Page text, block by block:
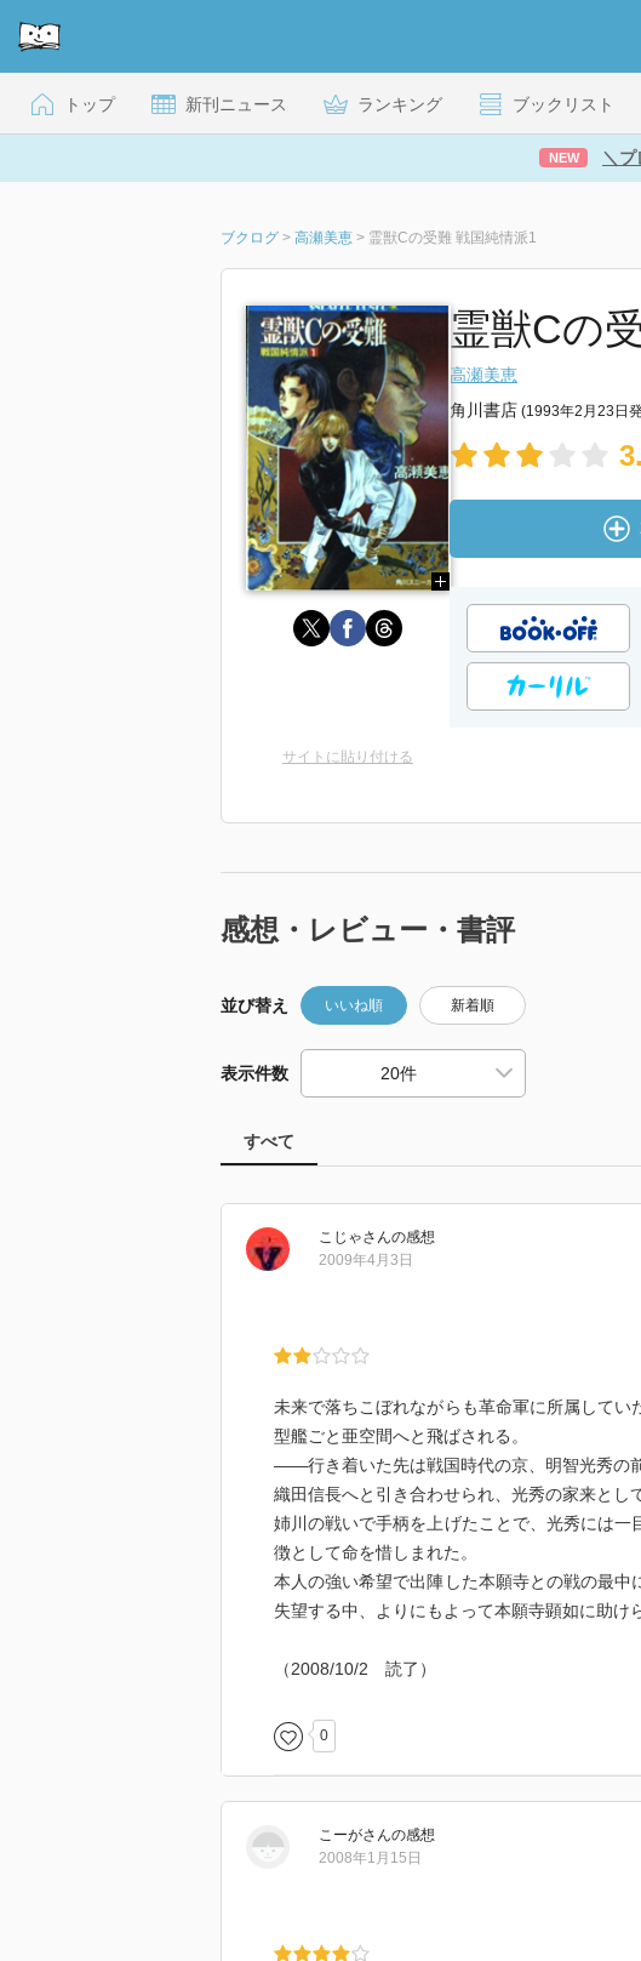
トップ 新刊ニュース ランキング ブックリスト
NEW ＼プ
ブクログ > 高瀬美恵 > 霊獣Cの受難 戦国純情派1
霊獣Cの
高瀬美恵
角川書店 (1993年2月23日
サイトに貼り付ける
感想・レビュー・書評
並び替え いいね順 新着順
表示件数
すべて
こじゃさんの感想
2009年4月3日
未来で落ちこぼれながらも革命軍に所属して
型艦ごと亜空間へと飛ばされる。
――行き着いた先は戦国時代の京、明智光秀の前
織田信長へと引き合わせられ、光秀の家来とし
姉川の戦いで手柄を上げたことで、光秀には一
徴として命を惜しまれた。
本人の強い希望で出陣した本願寺との戦の最
失望する中、よりにもよって本願寺顕如に助け
（2008/10/2 読了）
0
こーがさんの感想
2008年1月15日